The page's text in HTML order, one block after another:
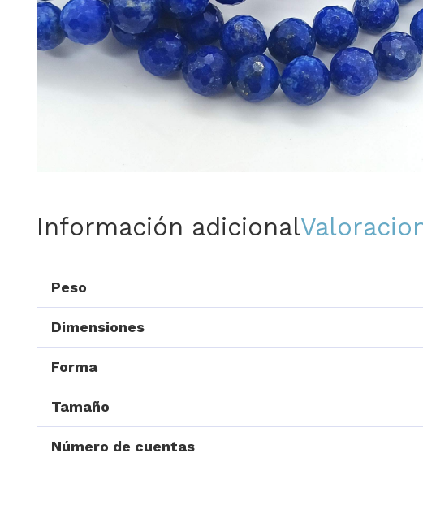
Información adicional
Peso
Dimensiones
Forma
Tamaño
Número de cuentas